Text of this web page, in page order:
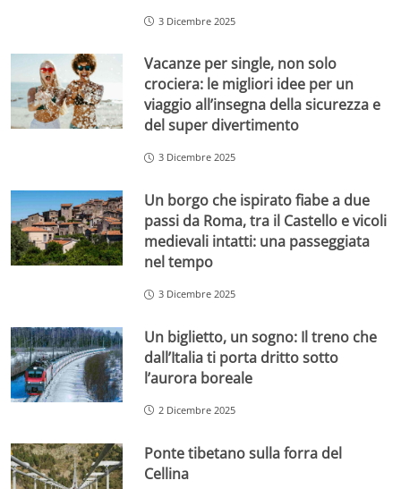
3 Dicembre 2025
Vacanze per single, non solo
crociera: le migliori idee per un
viaggio all’insegna della sicurezza e
del super divertimento
3 Dicembre 2025
Un borgo che ispirato fiabe a due
passi da Roma, tra il Castello e vicoli
medievali intatti: una passeggiata
nel tempo
3 Dicembre 2025
Un biglietto, un sogno: Il treno che
dall’Italia ti porta dritto sotto
l’aurora boreale
2 Dicembre 2025
Ponte tibetano sulla forra del
Cellina